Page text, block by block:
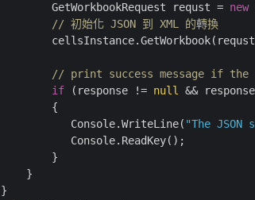
        GetWorkbookRequest requst =
new
// 初始化 JSON 到 XML 的轉換
// print success message if the
if (response != null &&
        {
           Console.WriteLine(
"The
           Console.ReadKey();
        }
    }